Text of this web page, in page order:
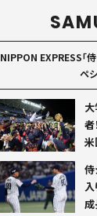
NIPPON EXPRESS「
ペ
侍
成